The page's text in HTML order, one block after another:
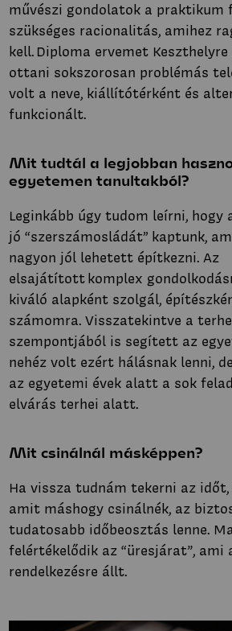
művészi gondolatok a praktikum
szükséges racionalitás, amihez
kell. Diploma ervemet
ottani sokszorosan problémás
volt a neve, kiállítótérként és
funkcionált.
Mit tudtál a legjobban
egyetemen tanultakból?
Leginkább úgy tudom leírni, hogy
jó “szerszámosládát’’ kaptunk,
nagyon jól lehetett építkezni. Az
elsajátított komplex
kiváló alapként szolgál,
számomra. Visszatekintve a
szempontjából is segített az
nehéz volt ezért hálásnak lenni,
az egyetemi évek alatt a sok
elvárás terhei alatt.
Mit csinálnál másképpen?
Ha vissza tudnám tekerni az
amit máshogy csinálnék, az
tudatosabb időbeosztás lenne.
felértékelődik az “üresjárat”, ami
rendelkezésre állt.